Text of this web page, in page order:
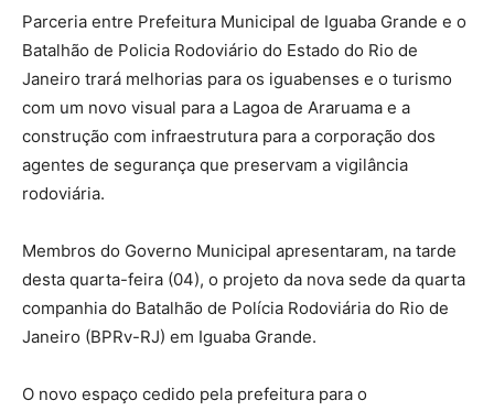
Parceria entre Prefeitura Municipal de Iguaba Grande e o
Batalhão de Policia Rodoviário do Estado do Rio de
Janeiro trará melhorias para os iguabenses e o turismo
com um novo visual para a Lagoa de Araruama e a
construção com infraestrutura para a corporação dos
agentes de segurança que preservam a vigilância
rodoviária.
Membros do Governo Municipal apresentaram, na tarde
desta quarta-feira (04), o projeto da nova sede da quarta
companhia do Batalhão de Polícia Rodoviária do Rio de
Janeiro (BPRv-RJ) em Iguaba Grande.
O novo espaço cedido pela prefeitura para o